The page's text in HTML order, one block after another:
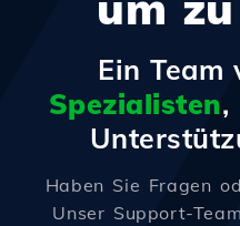
Ein Team
Spezialisten,
Haben Sie Fragen
Unser Support-